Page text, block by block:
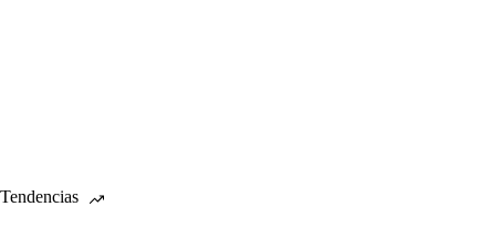
Tendencias